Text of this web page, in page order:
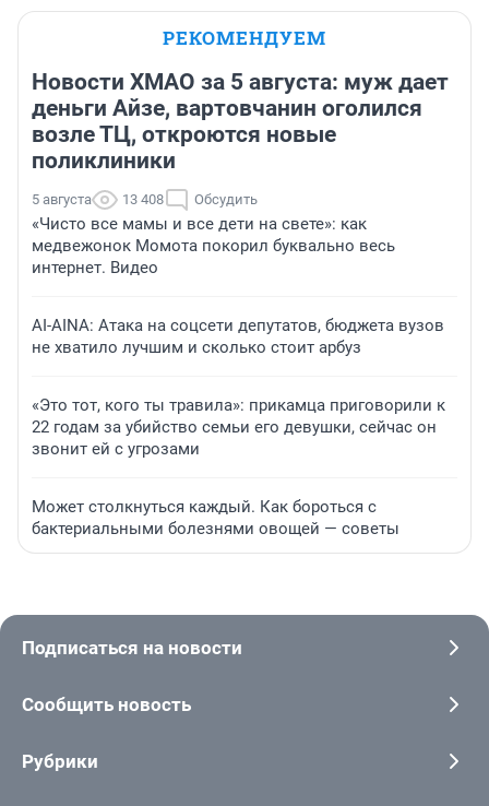
РЕКОМЕНДУЕМ
Новости ХМАО за 5 августа: муж дает
деньги Айзе, вартовчанин оголился
возле ТЦ, откроются новые
поликлиники
5 августа 13 408 Обсудить
«Чисто все мамы и все дети на свете»: как
медвежонок Момота покорил буквально весь
интернет. Видео
AI-AINA: Атака на соцсети депутатов, бюджета вузов
не хватило лучшим и сколько стоит арбуз
«Это тот, кого ты травила»: прикамца приговорили к
22 годам за убийство семьи его девушки, сейчас он
звонит ей с угрозами
Может столкнуться каждый. Как бороться с
бактериальными болезнями овощей — советы
Подписаться на новости
Сообщить новость
Рубрики